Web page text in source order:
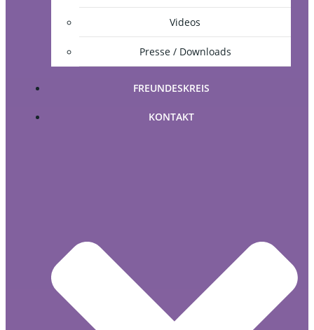
Videos
Presse / Downloads
FREUNDESKREIS
KONTAKT